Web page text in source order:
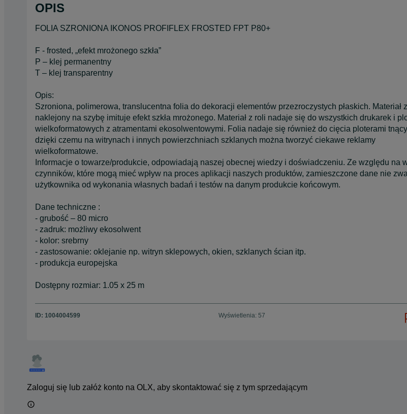
OPIS
FOLIA SZRONIONA IKONOS PROFIFLEX FROSTED FPT P80+
F - frosted, „efekt mrożonego szkła”
P – klej permanentny
T – klej transparentny
Opis:
Szroniona, polimerowa, translucentna folia do dekoracji elementów przezroczystych płaskich. Materiał
naklejony na szybę imituje efekt szkła mrożonego. Materiał z roli nadaje się do wszystkich drukarek i
wielkoformatowych z atramentami ekosolwentowymi. Folia nadaje się również do cięcia ploterami
dzięki czemu na witrynach i innych powierzchniach szklanych można tworzyć ciekawe reklamy
wielkoformatowe.
Informacje o towarze/produkcie, odpowiadają naszej obecnej wiedzy i doświadczeniu. Ze względu na
czynników, które mogą mieć wpływ na proces aplikacji naszych produktów, zamieszczone dane nie
użytkownika od wykonania własnych badań i testów na danym produkcie końcowym.
Dane techniczne :
- grubość – 80 micro
- zadruk: możliwy ekosolwent
- kolor: srebrny
- zastosowanie: oklejanie np. witryn sklepowych, okien, szklanych ścian itp.
- produkcja europejska
Dostępny rozmiar: 1.05 x 25 m
ID: 1004004599 Wyświetlenia: 57
Zaloguj się lub załóż konto na OLX, aby skontaktować się z tym sprzedającym